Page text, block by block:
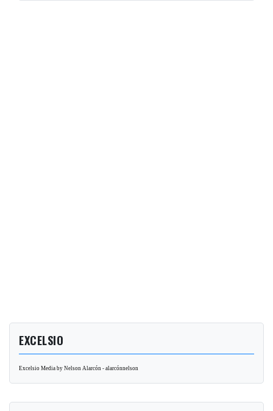
EXCELSIO
Excelsio Media by Nelson Alarcón - alarcónnelson